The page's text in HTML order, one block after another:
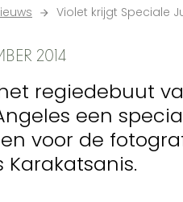
Violet krijgt Speciale
2014
regiedebuut
een
voor de
Karakatsanis.